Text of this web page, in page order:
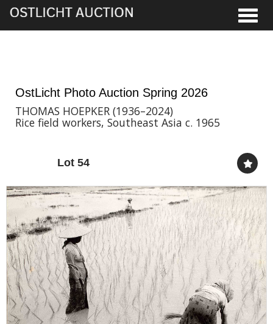
OstLicht Photo Auction Spring 2026
THOMAS HOEPKER (1936–2024)
Rice field workers, Southeast Asia c. 1965
Lot 54